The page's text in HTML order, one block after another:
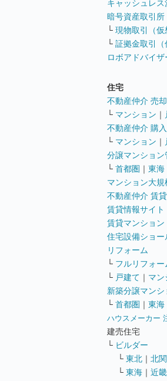
キャッシュレス
暗号資産取引所
└ 現物取引（仮
└ 証拠金取引（
ロボアドバイザ
住宅
不動産仲介 売却
└ マンション ｜
不動産仲介 購入
└ マンション ｜
分譲マンション
└ 首都圏 ｜ 東海
マンション大規
不動産仲介 賃貸
賃貸情報サイト
賃貸マンション
住宅設備ショー
リフォーム
└ フルリフォー
└ 戸建て ｜ マン
新築分譲マンシ
└ 首都圏 ｜ 東海
ハウスメーカー
建売住宅
└ ビルダー
└ 東北 ｜ 北
└ 東海 ｜ 近畿